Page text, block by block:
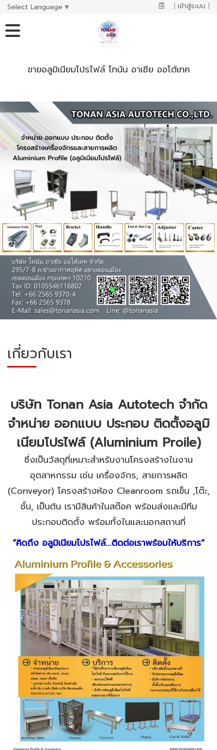
Select Language ▼ | เข้าสู่ระบบ |
ขายอลูมิเนียมโปรไฟล์ โทนัน อาเชีย ออโต้เทค
เกี่ยวกับเรา
บริษัท Tonan Asia Autotech จำกัด
จำหน่าย ออกแบบ ประกอบ ติดตั้งอลูมิ
เนียมโปรไฟล์ (Aluminium Proile)
ซึ่งเป็นวัสดุที่เหมาะสำหรับงานโครงสร้างในงาน
อุตสาหกรรม เช่น เครื่องจักร, สายการผลิต
(Conveyor) โครงสร้างห้อง Cleanroom รถเข็น ,โต๊ะ,
ชั้น, เป็นต้น เรามีสินค้าในสต๊อค พร้อมส่งและมีทีม
ประกอบติดตั้ง พร้อมทั้งในและนอกสถานที่
“คิดถึง อลูมิเนียมโปรไฟล์...ติดต่อเราพร้อมให้บริการ“